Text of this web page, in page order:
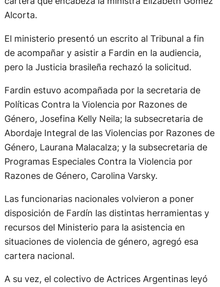
Alcorta.
El ministerio presentó un escrito al Tribunal a fin
de acompañar y asistir a Fardin en la audiencia,
pero la Justicia brasileña rechazó la solicitud.
Fardin estuvo acompañada por la secretaria de
Políticas Contra la Violencia por Razones de
Género, Josefina Kelly Neila; la subsecretaria de
Abordaje Integral de las Violencias por Razones de
Género, Laurana Malacalza; y la subsecretaria de
Programas Especiales Contra la Violencia por
Razones de Género, Carolina Varsky.
Las funcionarias nacionales volvieron a poner
disposición de Fardín las distintas herramientas y
recursos del Ministerio para la asistencia en
situaciones de violencia de género, agregó esa
cartera nacional.
A su vez, el colectivo de Actrices Argentinas leyó